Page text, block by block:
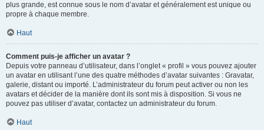
plus grande, est connue sous le nom d’avatar et généralement est unique ou
propre à chaque membre.
Haut
Comment puis-je afficher un avatar ?
Depuis votre panneau d’utilisateur, dans l’onglet « profil » vous pouvez ajouter
un avatar en utilisant l’une des quatre méthodes d’avatar suivantes : Gravatar,
galerie, distant ou importé. L’administrateur du forum peut activer ou non les
avatars et décider de la manière dont ils sont mis à disposition. Si vous ne
pouvez pas utiliser d’avatar, contactez un administrateur du forum.
Haut